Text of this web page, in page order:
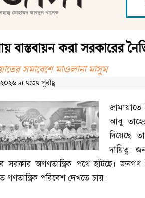
বাস্তবায়ন করা সরকারের
সমাবেশে মাওলানা মাসুম
at ৭:৩৭ পূর্বাহ্ণ
আবু
দিয়েছে
দায়িত্ব।
সরকার অগণতান্ত্রিক পথে হাঁটছে।
গণতান্ত্রিক পরিবেশ দেখতে চায়।